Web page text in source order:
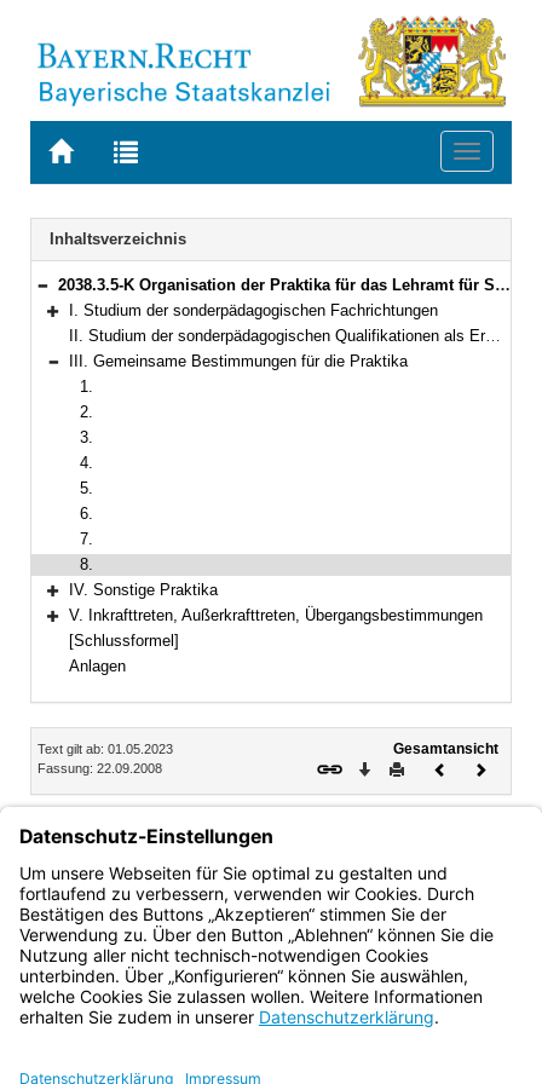
Zur
BAYERN.RECHT
Zur
letzten
Suche
Toggle
Navigation
Inhaltsverzeichnis
Bereich reduzieren
2038.3.5-K Organisation der Praktika für das Lehramt für Sonderpädagogik und für das Studium einer sonderpädagogischen Qualifikation im Rahmen der Lehramtsprüfungsordnung I Bekanntmachung des Bayerischen Staatsministeriums für Unterricht und Kultus vom 22. September 2008, Az. III.8-5 S 4020-PRA.81 558 (KWMBl. S. 373)
Bereich erweitern
I. Studium der sonderpädagogischen Fachrichtungen
II. Studium der sonderpädagogischen Qualifikationen als Erweiterung für ein Lehramt an öffentlichen Schulen
Bereich reduzieren
III. Gemeinsame Bestimmungen für die Praktika
1.
2.
3.
4.
5.
6.
7.
8.
Bereich erweitern
IV. Sonstige Praktika
Bereich erweitern
V. Inkrafttreten, Außerkrafttreten, Übergangsbestimmungen
[Schlussformel]
Anlagen
Inhalt
Text gilt ab: 01.05.2023
Fassung: 22.09.2008
Gesamtansicht
Download
DruckenVorheriges
Sonderbestimmungen gemäß § 34 Abs. 6 LPO I gilt diese
Bekanntmachung sinngemäß, insbesondere Abschnitt I Nr.
3, 4, 6 und 7.
Bayern.de
BayernPortal
Impressum